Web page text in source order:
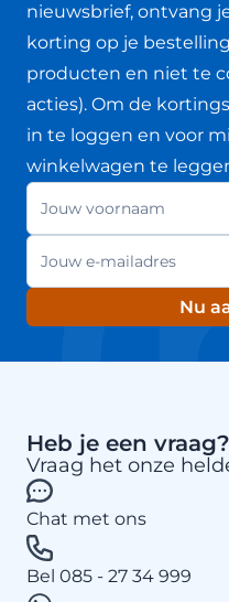
nieuwsbrief, ontvang
korting op je bestelling
producten en niet te
acties). Om de
in te loggen en voor
winkelwagen te
Nieuwsbrief
Jouw voornaam
E-mailadres
Nu
Heb je een vraag?
Vraag het onze
Chat met ons
Bel 085 - 27 34 999